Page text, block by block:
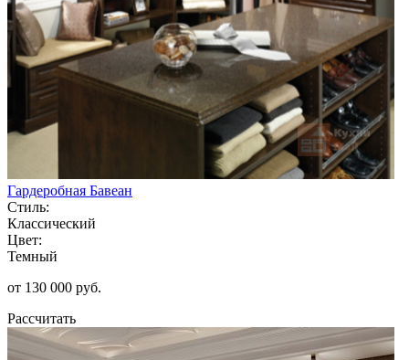
Гардеробная Бавеан
Стиль:
Классический
Цвет:
Темный
от 130 000 руб.
Рассчитать